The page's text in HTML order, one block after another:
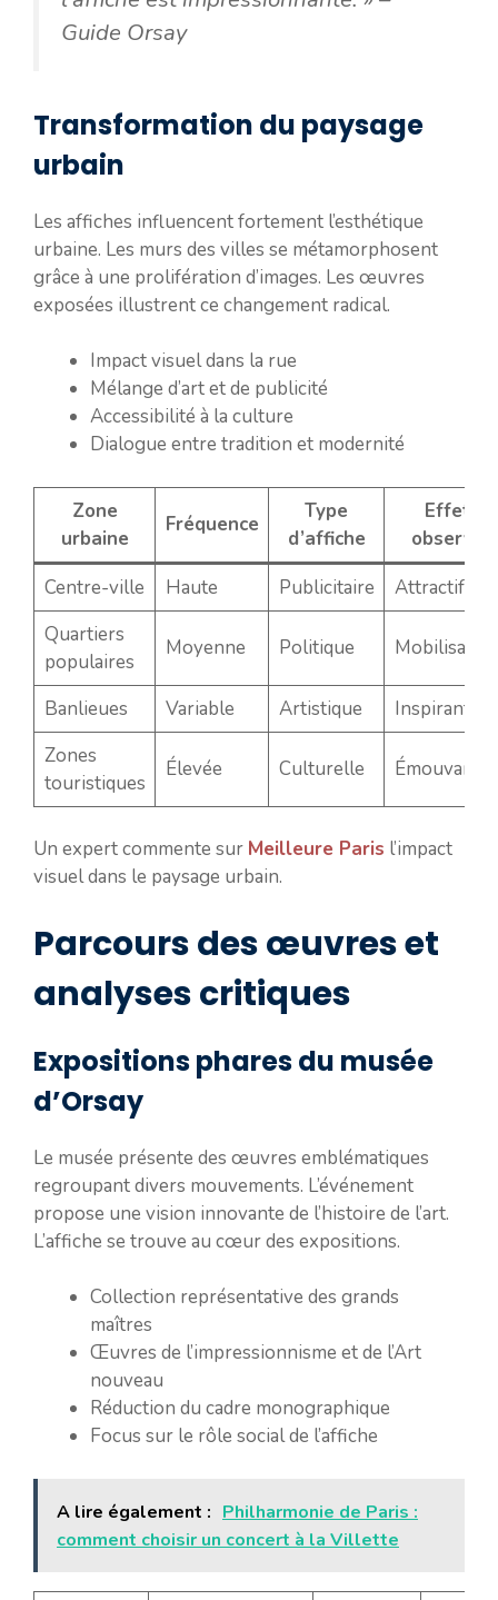
Guide Orsay
Transformation du paysage
urbain
Les affiches influencent fortement l’esthétique
urbaine. Les murs des villes se métamorphosent
grâce à une prolifération d’images. Les œuvres
exposées illustrent ce changement radical.
Impact visuel dans la rue
Mélange d’art et de publicité
Accessibilité à la culture
Dialogue entre tradition et modernité
Zone
urbaine
Fréquence
Type
d’affiche
Effet
observé
Centre-ville
Haute Publicitaire
Attractif
Quartiers
populaires
Moyenne Politique
Banlieues Variable Artistique
Inspirant
Zones
touristiques
Élevée Culturelle Émouvant
Un expert commente sur Meilleure Paris l’impact
visuel dans le paysage urbain.
Parcours des œuvres et
analyses critiques
Expositions phares du musée
d’Orsay
Le musée présente des œuvres emblématiques
regroupant divers mouvements. L’événement
propose une vision innovante de l’histoire de l’art.
L’affiche se trouve au cœur des expositions.
Collection représentative des grands
maîtres
Œuvres de l’impressionnisme et de l’Art
nouveau
Réduction du cadre monographique
Focus sur le rôle social de l’affiche
A lire également : Philharmonie de Paris :
comment choisir un concert à la Villette